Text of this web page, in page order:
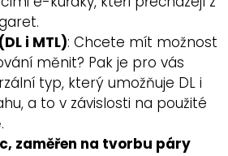
i MTL): Chcete mít možnost
měnit? Pak je pro vás
typ, který umožňuje DL i
a to v závislosti na použité
zaměřen na tvorbu páry